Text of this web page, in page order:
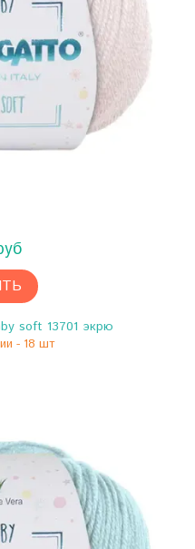
soft 13701 экрю
- 18 шт